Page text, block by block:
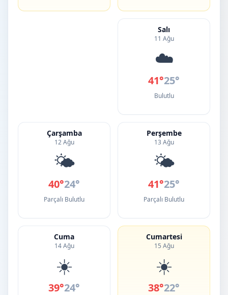
Salı
11 Ağu
☁️
41°25°
Bulutlu
Çarşamba
12 Ağu
🌤️
40°24°
Parçalı Bulutlu
Perşembe
13 Ağu
🌤️
41°25°
Parçalı Bulutlu
Cuma
14 Ağu
☀️
39°24°
Cumartesi
15 Ağu
☀️
38°22°